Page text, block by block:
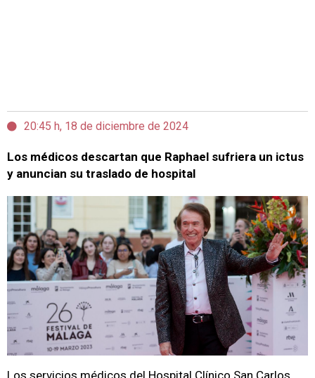
20:45 h, 18 de diciembre de 2024
Los médicos descartan que Raphael sufriera un ictus
y anuncian su traslado de hospital
Los servicios médicos del Hospital Clínico San Carlos